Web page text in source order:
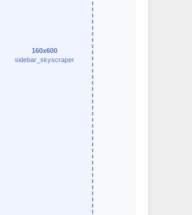
160x600
sidebar_skyscraper